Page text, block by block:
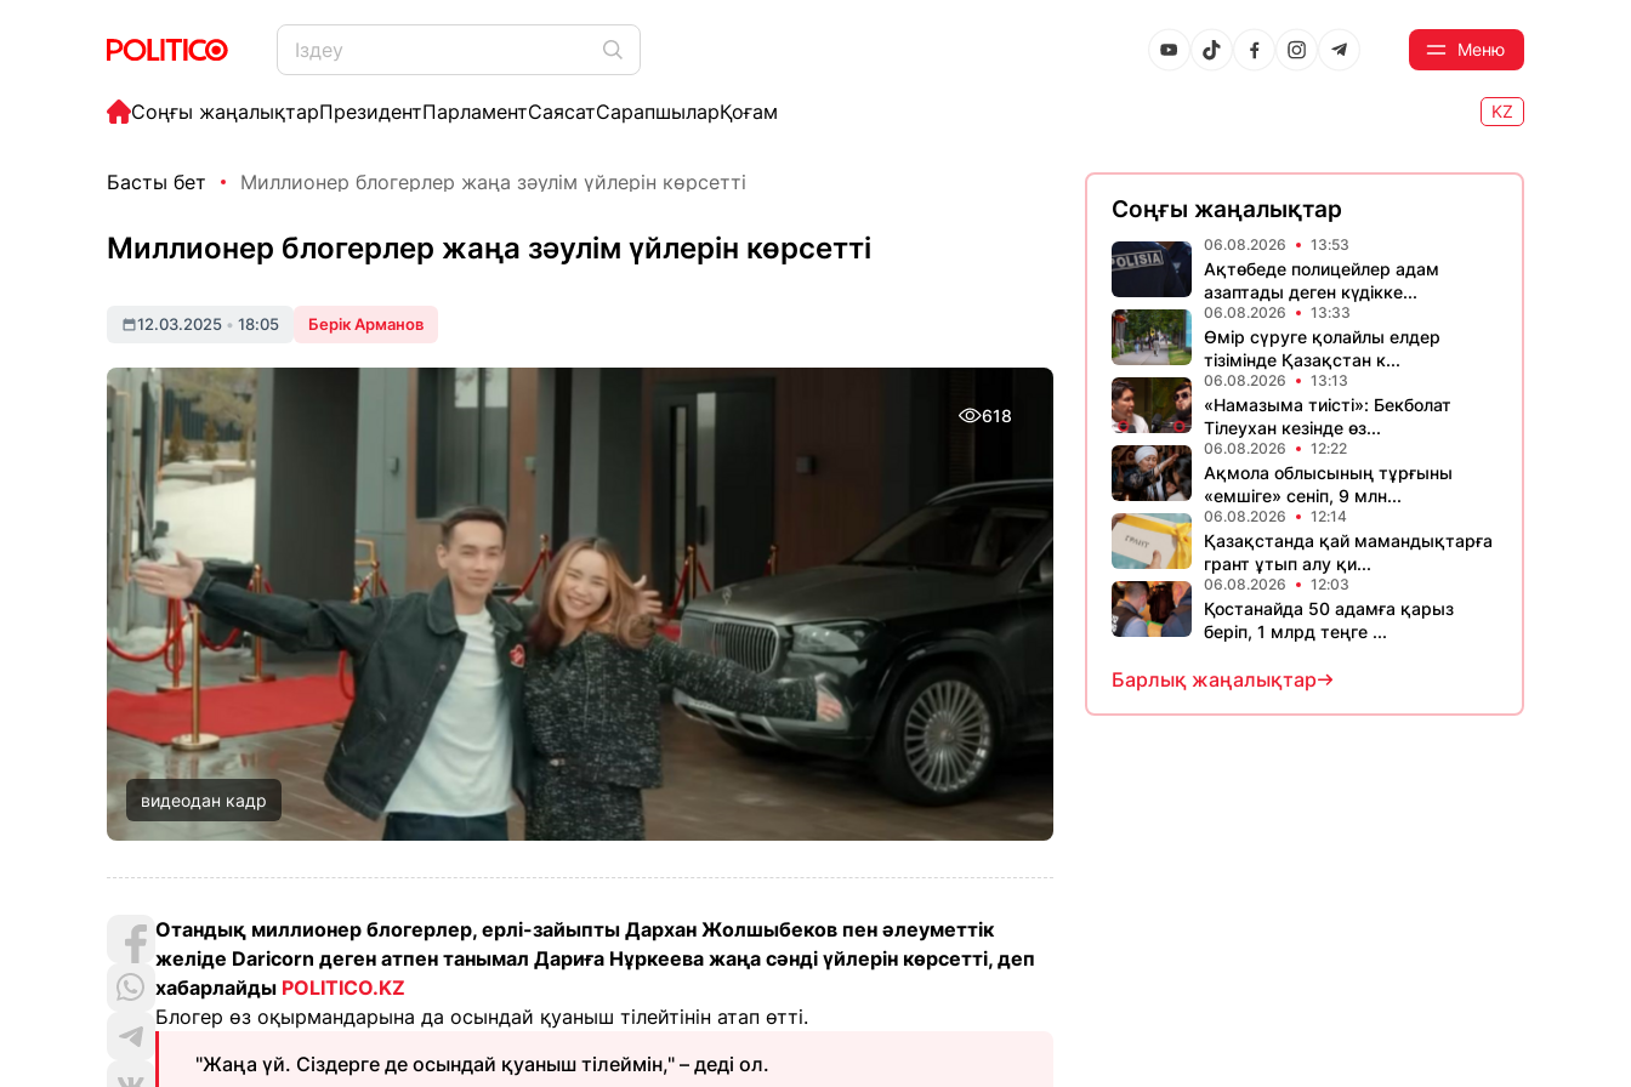
Меню
Соңғы жаңалықтарПрезидентПарламентСаясатСарапшыларҚоғам KZ
Басты бет Миллионер блогерлер жаңа зәулім үйлерін көрсетті
Миллионер блогерлер жаңа зәулім үйлерін көрсетті
12.03.2025 • 18:05 Берік Арманов
618
видеодан кадр
Отандық миллионер блогерлер, ерлі-зайыпты Дархан Жолшыбеков пен әлеуметтік
желіде Dariсorn деген атпен танымал Дариға Нұркеева жаңа сәнді үйлерін көрсетті, деп
хабарлайды POLITICO.KZ
Блогер өз оқырмандарына да осындай қуаныш тілейтінін атап өтті.
"Жаңа үй. Сіздерге де осындай қуаныш тілеймін," – деді ол.
Соңғы жаңалықтар
06.08.2026 13:53
Ақтөбеде полицейлер адам
азаптады деген күдікке...
06.08.2026 13:33
Өмір сүруге қолайлы елдер
тізімінде Қазақстан к...
06.08.2026 13:13
«Намазыма тиісті»: Бекболат
Тілеухан кезінде өз...
06.08.2026 12:22
Ақмола облысының тұрғыны
«емшіге» сеніп, 9 млн...
06.08.2026 12:14
Қазақстанда қай мамандықтарға
грант ұтып алу қи...
06.08.2026 12:03
Қостанайда 50 адамға қарыз
беріп, 1 млрд теңге ...
Барлық жаңалықтар